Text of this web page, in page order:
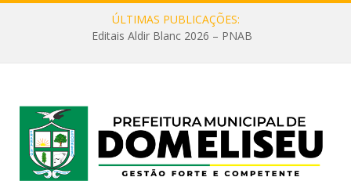
ÚLTIMAS PUBLICAÇÕES:
Editais Aldir Blanc 2026 – PNAB